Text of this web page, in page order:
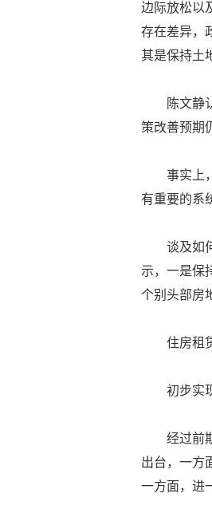
边际放松以
存在差异，
其是保持土
陈文静
策改善预期
事实上
有重要的系
谈及如
示，一是保
个别头部房
住房租
初步实
经过前
出台，一方
一方面，进